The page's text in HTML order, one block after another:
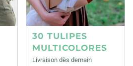
30 TULIPES
MULTICOLORES
Livraison dès demain